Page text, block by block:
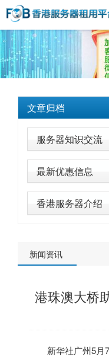
文章归档
服务器知识交流
最新优惠信息
香港服务器介绍
新闻资讯
港珠澳大桥
新华社广州5月7